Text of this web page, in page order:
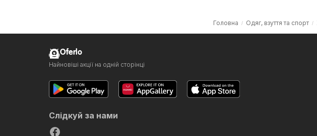
Головна Одяг, взуття та спорт
Oferlo
Найновіші акції на одній сторінці
Слідкуй за нами